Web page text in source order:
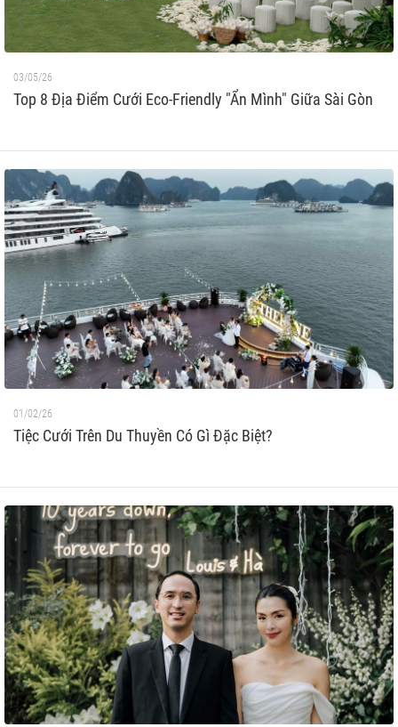
03/05/26
Top 8 Địa Điểm Cưới Eco-Friendly "Ẩn Mình" Giữa Sài Gòn
01/02/26
Tiệc Cưới Trên Du Thuyền Có Gì Đặc Biệt?